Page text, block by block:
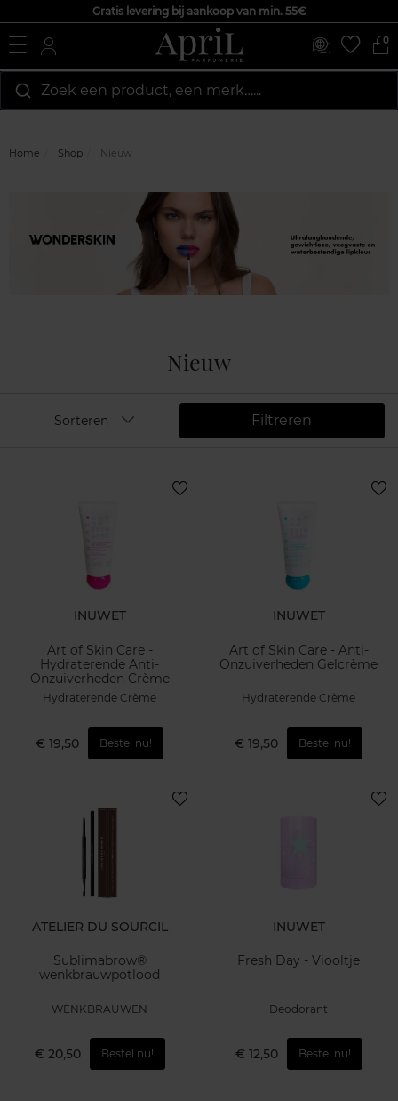
Gratis levering bij aankoop van min. 55€
0
Zoek een product, een merk…...
Home Shop Nieuw
Nieuw
Filtreren
Sorteren
INUWET
Art of Skin Care -
Hydraterende Anti-
Onzuiverheden Crème
Hydraterende Crème
€ 19,50 Bestel nu!
INUWET
Art of Skin Care - Anti-
Onzuiverheden Gelcrème
Hydraterende Crème
€ 19,50 Bestel nu!
ATELIER DU SOURCIL
Sublimabrow®
wenkbrauwpotlood
WENKBRAUWEN
€ 20,50 Bestel nu!
INUWET
Fresh Day - Viooltje
Deodorant
€ 12,50 Bestel nu!